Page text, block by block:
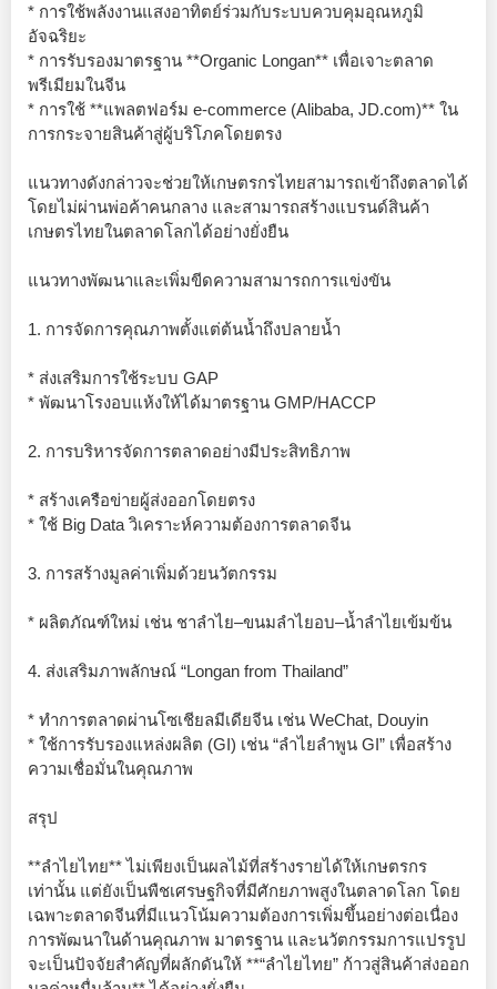
* การใช้พลังงานแสงอาทิตย์ร่วมกับระบบควบคุมอุณหภูมิ
อัจฉริยะ
* การรับรองมาตรฐาน **Organic Longan** เพื่อเจาะตลาด
พรีเมียมในจีน
* การใช้ **แพลตฟอร์ม e-commerce (Alibaba, JD.com)** ใน
การกระจายสินค้าสู่ผู้บริโภคโดยตรง
แนวทางดังกล่าวจะช่วยให้เกษตรกรไทยสามารถเข้าถึงตลาดได้
โดยไม่ผ่านพ่อค้าคนกลาง และสามารถสร้างแบรนด์สินค้า
เกษตรไทยในตลาดโลกได้อย่างยั่งยืน
แนวทางพัฒนาและเพิ่มขีดความสามารถการแข่งขัน
1. การจัดการคุณภาพตั้งแต่ต้นน้ำถึงปลายน้ำ
* ส่งเสริมการใช้ระบบ GAP
* พัฒนาโรงอบแห้งให้ได้มาตรฐาน GMP/HACCP
2. การบริหารจัดการตลาดอย่างมีประสิทธิภาพ
* สร้างเครือข่ายผู้ส่งออกโดยตรง
* ใช้ Big Data วิเคราะห์ความต้องการตลาดจีน
3. การสร้างมูลค่าเพิ่มด้วยนวัตกรรม
* ผลิตภัณฑ์ใหม่ เช่น ชาลำไย–ขนมลำไยอบ–น้ำลำไยเข้มข้น
4. ส่งเสริมภาพลักษณ์ “Longan from Thailand”
* ทำการตลาดผ่านโซเชียลมีเดียจีน เช่น WeChat, Douyin
* ใช้การรับรองแหล่งผลิต (GI) เช่น “ลำไยลำพูน GI” เพื่อสร้าง
ความเชื่อมั่นในคุณภาพ
สรุป
**ลำไยไทย** ไม่เพียงเป็นผลไม้ที่สร้างรายได้ให้เกษตรกร
เท่านั้น แต่ยังเป็นพืชเศรษฐกิจที่มีศักยภาพสูงในตลาดโลก โดย
เฉพาะตลาดจีนที่มีแนวโน้มความต้องการเพิ่มขึ้นอย่างต่อเนื่อง
การพัฒนาในด้านคุณภาพ มาตรฐาน และนวัตกรรมการแปรรูป
จะเป็นปัจจัยสำคัญที่ผลักดันให้ **“ลำไยไทย” ก้าวสู่สินค้าส่งออก